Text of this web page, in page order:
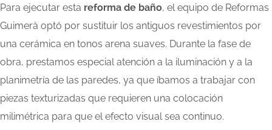
Para ejecutar esta reforma de baño, el equipo de Reformas
Guimerà optó por sustituir los antiguos revestimientos por
una cerámica en tonos arena suaves. Durante la fase de
obra, prestamos especial atención a la iluminación y a la
planimetría de las paredes, ya que íbamos a trabajar con
piezas texturizadas que requieren una colocación
milimétrica para que el efecto visual sea continuo.